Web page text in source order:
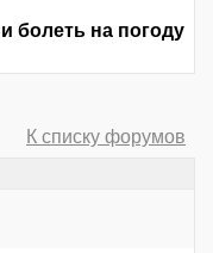
болеть на погоду
К списку форумов